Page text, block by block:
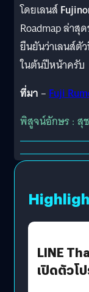
โดยเลนส์
Roadmap ล่าสุ
ยืนยันว่าเลนส์ตั
ในต้นปีหน้าครับ
ที่มา –Fuji
พิสูจน์อักษร : สุ
LINE
เปิดตัวโ